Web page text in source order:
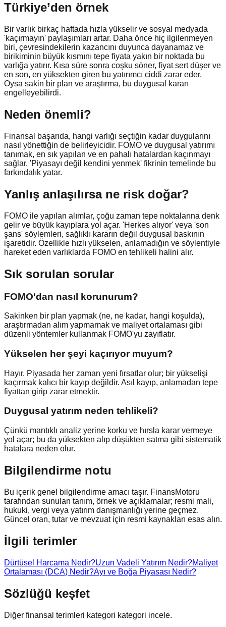
Türkiye’den örnek
Bir varlık birkaç haftada hızla yükselir ve sosyal medyada
'kaçırmayın' paylaşımları artar. Daha önce hiç ilgilenmeyen
biri, çevresindekilerin kazancını duyunca dayanamaz ve
birikiminin büyük kısmını tepe fiyata yakın bir noktada bu
varlığa yatırır. Kısa süre sonra coşku söner, fiyat sert düşer ve
en son, en yüksekten giren bu yatırımcı ciddi zarar eder.
Oysa sakin bir plan ve araştırma, bu duygusal kararı
engelleyebilirdi.
Neden önemli?
Finansal başarıda, hangi varlığı seçtiğin kadar duygularını
nasıl yönettiğin de belirleyicidir. FOMO ve duygusal yatırımı
tanımak, en sık yapılan ve en pahalı hatalardan kaçınmayı
sağlar. 'Piyasayı değil kendini yenmek' fikrinin temelinde bu
farkındalık yatar.
Yanlış anlaşılırsa ne risk doğar?
FOMO ile yapılan alımlar, çoğu zaman tepe noktalarına denk
gelir ve büyük kayıplara yol açar. 'Herkes alıyor' veya 'son
şans' söylemleri, sağlıklı kararın değil duygusal baskının
işaretidir. Özellikle hızlı yükselen, anlamadığın ve söylentiyle
hareket eden varlıklarda FOMO en tehlikeli halini alır.
Sık sorulan sorular
FOMO'dan nasıl korunurum?
Sakinken bir plan yapmak (ne, ne kadar, hangi koşulda),
araştırmadan alım yapmamak ve maliyet ortalaması gibi
düzenli yöntemler kullanmak FOMO'yu zayıflatır.
Yükselen her şeyi kaçırıyor muyum?
Hayır. Piyasada her zaman yeni fırsatlar olur; bir yükselişi
kaçırmak kalıcı bir kayıp değildir. Asıl kayıp, anlamadan tepe
fiyattan girip zarar etmektir.
Duygusal yatırım neden tehlikeli?
Çünkü mantıklı analiz yerine korku ve hırsla karar vermeye
yol açar; bu da yüksekten alıp düşükten satma gibi sistematik
hatalara neden olur.
Bilgilendirme notu
Bu içerik genel bilgilendirme amacı taşır. FinansMotoru
tarafından sunulan tanım, örnek ve açıklamalar; resmi mali,
hukuki, vergi veya yatırım danışmanlığı yerine geçmez.
Güncel oran, tutar ve mevzuat için resmi kaynakları esas alın.
İlgili terimler
Dürtüsel Harcama Nedir?Uzun Vadeli Yatırım Nedir?Maliyet
Ortalaması (DCA) Nedir?Ayı ve Boğa Piyasası Nedir?
Sözlüğü keşfet
Diğer finansal terimleri kategori kategori incele.